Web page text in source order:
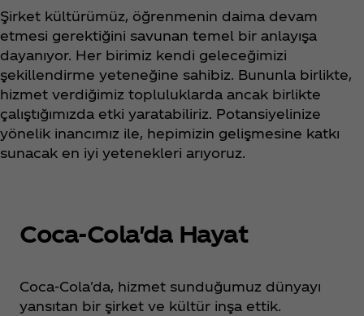
Şirket kültürümüz, öğrenmenin daima devam
etmesi gerektiğini savunan temel bir anlayışa
dayanıyor. Her birimiz kendi geleceğimizi
şekillendirme yeteneğine sahibiz. Bununla birlikte,
hizmet verdiğimiz topluluklarda ancak birlikte
çalıştığımızda etki yaratabiliriz. Potansiyelinize
yönelik inancımız ile, hepimizin gelişmesine katkı
sunacak en iyi yetenekleri arıyoruz.
Coca‑Cola'da Hayat
Coca‑Cola'da, hizmet sunduğumuz dünyayı
yansıtan bir şirket ve kültür inşa ettik.